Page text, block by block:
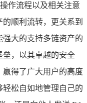
作流程以及相关注意
顺利流转，更关系到
强大的支持多链资产的
垒，以其卓越的安全
得了广大用户的高度
轻松自如地管理自己的